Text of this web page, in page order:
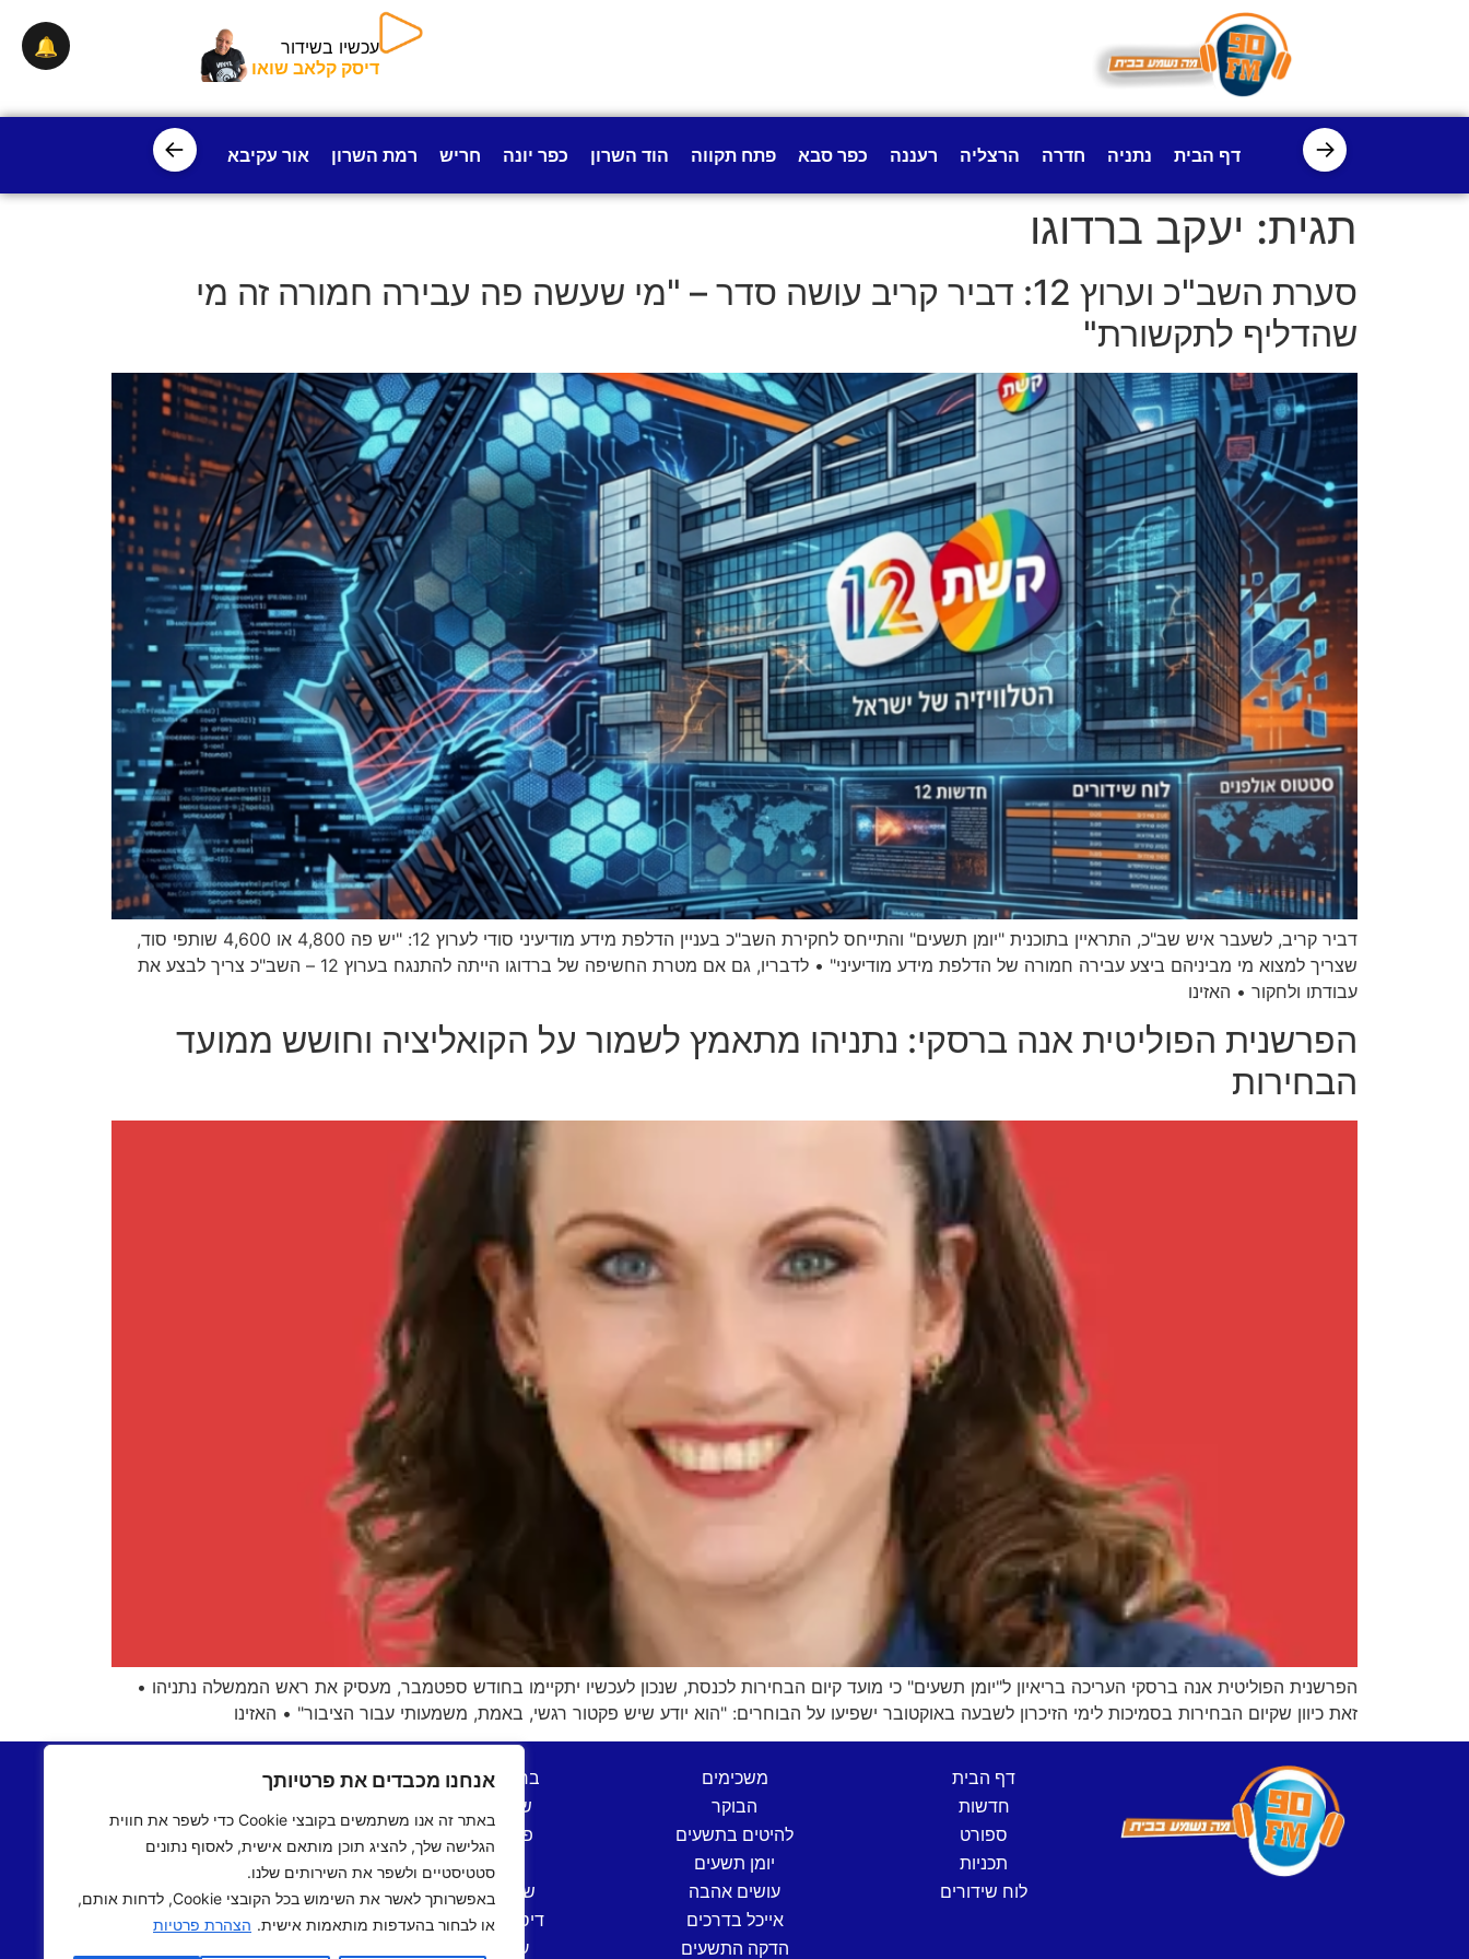
אנחנו מכבדים את פרטיותך
באתר זה אנו משתמשים בקובצי Cookie כדי לשפר את חווית
הגלישה שלך, להציג תוכן מותאם אישית, לאסוף נתונים
סטטיסטיים ולשפר את השירותים שלנו.
באפשרותך לאשר את השימוש בכל הקובצי Cookie, לדחות אותם,
או לבחור בהעדפות מותאמות אישית. הצהרת פרטיות
עכשיו בשידור
דיסק קלאב שואו
→ דף הבית נתניה חדרה הרצליה רעננה כפר סבא פתח תקווה הוד השרון כפר יונה חריש רמת השרון אור עקיבא פרדס חנה
←
תגית: יעקב ברדוגו
סערת השב"כ וערוץ 12: דביר קריב עושה סדר – "מי שעשה פה עבירה חמורה זה מי
שהדליף לתקשורת"
דביר קריב, לשעבר איש שב"כ, התראיין בתוכנית "יומן תשעים" והתייחס לחקירת השב"כ בעניין הדלפת מידע מודיעיני סודי לערוץ 12: "יש פה 4,800 או 4,600 שותפי סוד,
שצריך למצוא מי מביניהם ביצע עבירה חמורה של הדלפת מידע מודיעיני" • לדבריו, גם אם מטרת החשיפה של ברדוגו הייתה להתנגח בערוץ 12 – השב"כ צריך לבצע את
עבודתו ולחקור • האזינו
הפרשנית הפוליטית אנה ברסקי: נתניהו מתאמץ לשמור על הקואליציה וחושש ממועד
הבחירות
הפרשנית הפוליטית אנה ברסקי העריכה בריאיון ל"יומן תשעים" כי מועד קיום הבחירות לכנסת, שנכון לעכשיו יתקיימו בחודש ספטמבר, מעסיק את ראש הממשלה נתניהו •
זאת כיוון שקיום הבחירות בסמיכות לימי הזיכרון לשבעה באוקטובר ישפיעו על הבוחרים: "הוא יודע שיש פקטור רגשי, באמת, משמעותי עבור הציבור" • האזינו
דף הבית
חדשות
ספורט
תכניות
לוח שידורים
משכימים
הבוקר
להיטים בתשעים
יומן תשעים
עושים אהבה
אייכל בדרכים
הדקה התשעים
ברהנו בתשעים
שש בתשעים
פותחים שישי
שישי אישי
שישי ים תיכוני
דיסק קלאב שואו
ערב ישראלי
יצירת קשר
מדיניות פרטיות
הצהרת נגישות
🔔